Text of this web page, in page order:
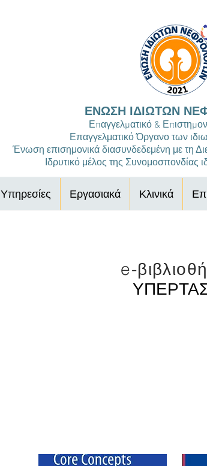
ΕΝΩΣΗ ΙΔΙΩΤΩΝ
Επαγγελματικό &
Επαγγελματικό Όργανο των
Ένωση επισημονικά διασυνδεδεμένη με τη
Ιδρυτικό μέλος της Συνομοσπονδίας
Υπηρεσίες Εργασιακά Κλινικά
e-